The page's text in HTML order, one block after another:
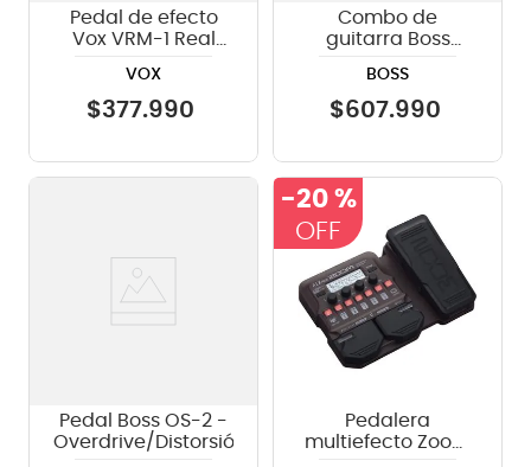
Pedal de efecto
Vox VRM-1 Real
Limited Edition
VOX
$377.990
Combo de
guitarra Boss
BOSS
$607.990
Pedal Boss OS-2 -
Overdrive/Distorsión
-20 %
Pedalera
multiefecto Zoom